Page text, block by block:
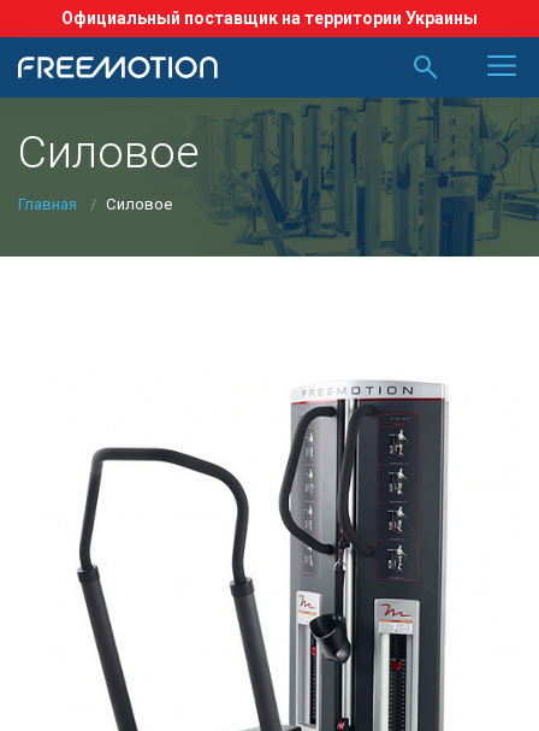
Официальный поставщик на территории Украины
Силовое
Главная Силовое